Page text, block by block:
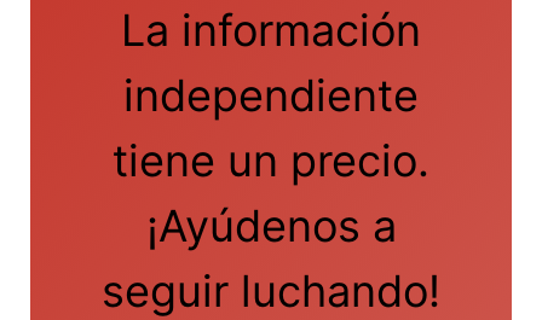
La información
independiente
tiene un precio.
¡Ayúdenos a
seguir luchando!